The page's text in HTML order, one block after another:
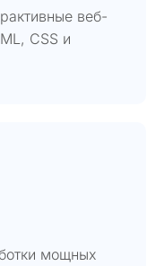
веб-
CSS и
мощных